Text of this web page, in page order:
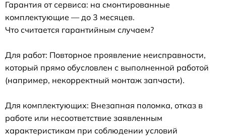
Гарантия от сервиса: на смонтированные
комплектующие — до 3 месяцев.
Что считается гарантийным случаем?
Для работ: Повторное проявление неисправности,
который прямо обусловлен с выполненной работой
(например, некорректный монтаж запчасти).
Для комплектующих: Внезапная поломка, отказ в
работе или несоответствие заявленным
характеристикам при соблюдении условий